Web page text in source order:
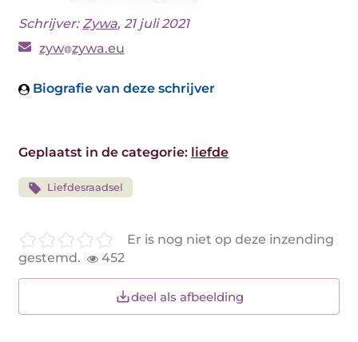
Schrijver:Zywa, 21 juli 2021
zyw zywa.eu
Biografie van deze schrijver
Geplaatst in de categorie: liefde
Liefdesraadsel
Er is nog niet op deze inzending
gestemd.
452
deel als afbeelding